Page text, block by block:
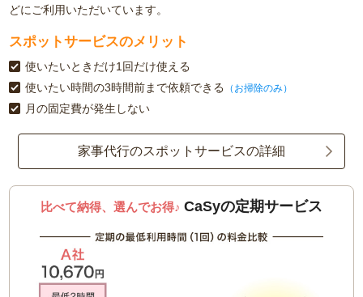
どにご利用いただいています。
スポットサービスのメリット
使いたいときだけ1回だけ使える
使いたい時間の3時間前まで依頼できる （お掃除のみ）
月の固定費が発生しない
家事代行のスポットサービスの詳細
比べて納得、選んでお得♪ CaSyの定期サービス